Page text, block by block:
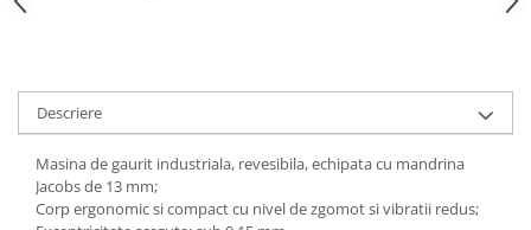
Descriere
Masina de gaurit industriala, revesibila, echipata cu mandrina
Jacobs de 13 mm;
Corp ergonomic si compact cu nivel de zgomot si vibratii redus;